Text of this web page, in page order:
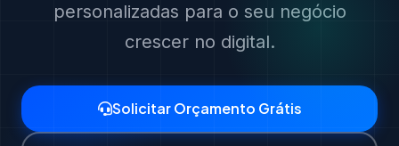
personalizadas para o seu negócio
crescer no digital.
Solicitar Orçamento Grátis